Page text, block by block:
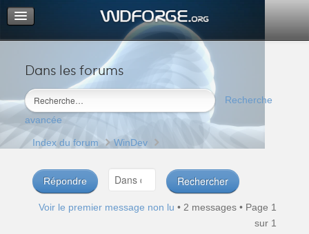
Dans les forums
Recherche
avancée
Portail
Index du forum
M’enregistrer
Connexion
Index du forum WinDev
Répondre
Voir le premier message non lu • 2 messages • Page 1
sur 1